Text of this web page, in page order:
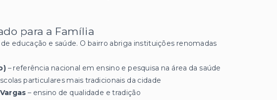
para a Família
educação e saúde. O bairro abriga instituições renomadas
– referência nacional em ensino e pesquisa na área da saúde
particulares mais tradicionais da cidade
– ensino de qualidade e tradição